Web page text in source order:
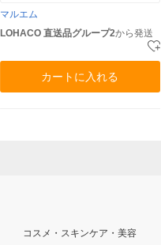
マルエム
LOHACO 直送品グループ2から発送
カートに入れる
コスメ・スキンケア・美容